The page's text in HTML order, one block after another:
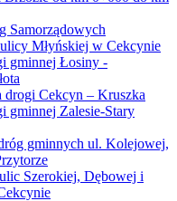
Samorządowych
Młyńskiej w Cekcynie
gminnej Łosiny -
drogi Cekcyn – Kruszka
gminnej Zalesie-Stary
gminnych ul. Kolejowej,
Szerokiej, Dębowej i